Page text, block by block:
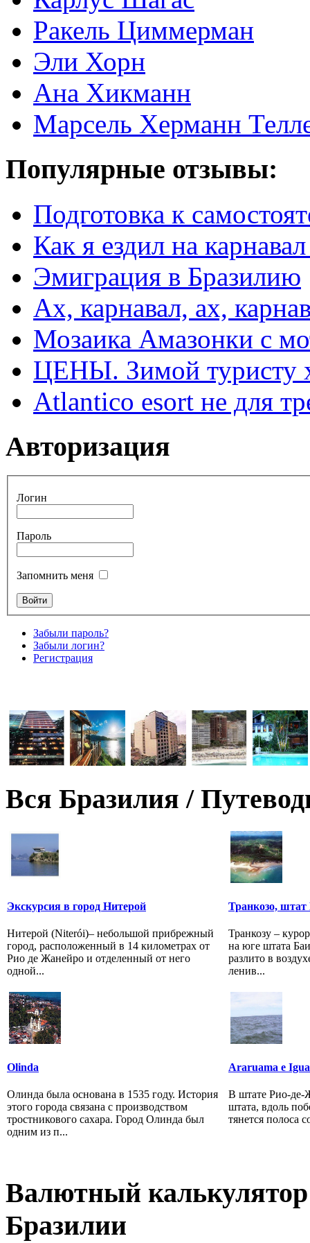
Ракель Циммерман
Эли Хорн
Ана Хикманн
Марсель Херманн
Популярные отзывы:
Подготовка к
Как я ездил на
Эмиграция в Бразилию
Ах, карнавал, ах,
Мозаика Амазонки с
ЦЕНЫ. Зимой туристу
Atlantico esort не для
Авторизация
Логин
Пароль
Запомнить меня
Забыли пароль?
Забыли логин?
Регистрация
Вся Бразилия /
Экскурсия в город Нитерой
Нитерой (Niterói)– небольшой прибрежный
город, расположенный в 14 километрах от
Рио де Жанейро и отделенный от него
одной...
Транкозо, штат
Транкозу –
на юге штата
разлито в
ленив...
Olinda
Олинда была основана в 1535 году. История
этого города связана с производством
тростникового сахара. Город Олинда был
одним из п...
Araruama e
В штате Рио-де-
штата, вдоль
тянется полоса
Валютный
Бразилии